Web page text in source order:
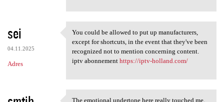
sei
04.11.2025
Adres
You could be allowed to put
You could be allowed to put up manufacturers,
except for shortcuts, in the event that they've been
recognized not to mention concerning content.
iptv abonnement https://iptv-holland.com/
The emotional undertone here really touched me.